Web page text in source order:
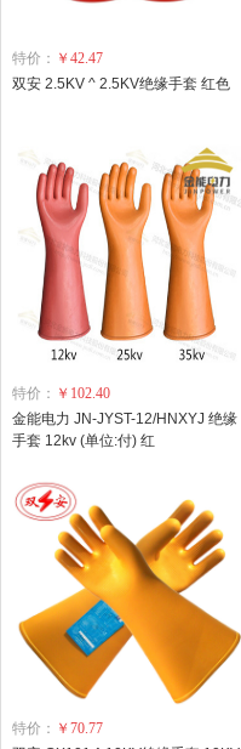
特价： ￥42.47
双安 2.5KV ^ 2.5KV绝缘手套 红色
特价： ￥102.40
金能电力 JN-JYST-12/HNXYJ 绝缘
手套 12kv (单位:付) 红
特价： ￥70.77